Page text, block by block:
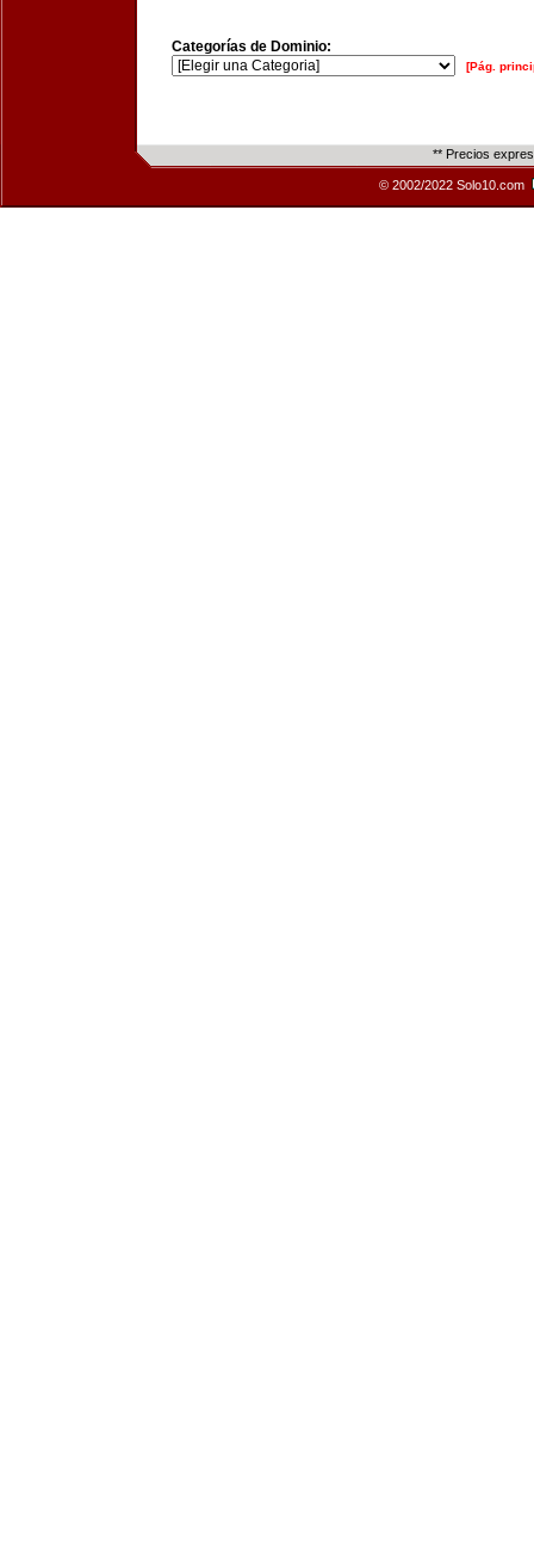
Categorías de Dominio:
[Pág.
** Precios
© 2002/2022 Solo10.com